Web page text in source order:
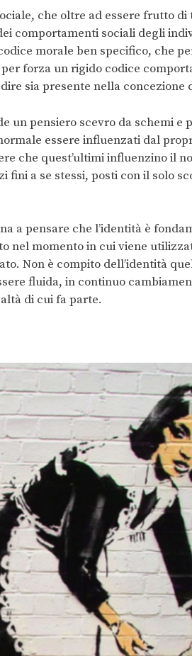
che oltre ad essere frutto
comportamenti sociali degli
morale ben specifico, che
forza un rigido codice
sia presente nella concezione
un pensiero scevro da schemi
essere influenzati dal
che quest’ultimi influenzino il
fini a se stessi, posti con il solo
a pensare che l’identità è
nel momento in cui viene
Non è compito dell’identità
fluida, in continuo
di cui fa parte.